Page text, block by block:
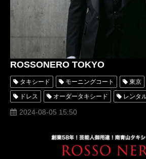
ROSSONERO TOKYO
タキシード モーニングコート 東京
ドレス オーダータキシード レンタ
おしゃれ 高級
ミラノコレクション おすすめ
オーダーメイドタキシード
2024-08-05 15:50